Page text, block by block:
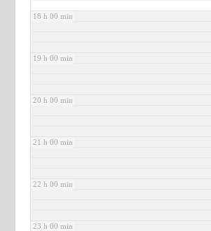
18 h 00 min
19 h 00 min
20 h 00 min
21 h 00 min
22 h 00 min
23 h 00 min